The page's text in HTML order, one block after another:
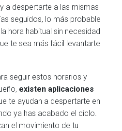
a despertarte a las mismas
seguidos, lo más probable
hora habitual sin necesidad
te sea más fácil levantarte
seguir estos horarios y
existen aplicaciones
te ayudan a despertarte en
ya has acabado el ciclo.
el movimiento de tu